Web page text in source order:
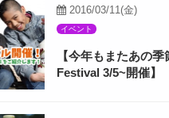
2016/03/11(金)
イベント
【今年もまたあの
Festival 3/5~開催】